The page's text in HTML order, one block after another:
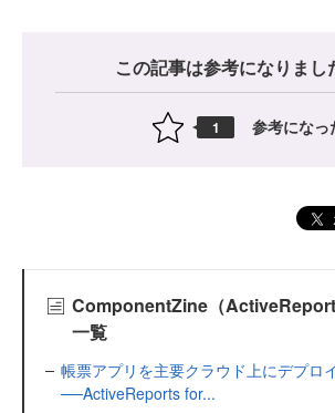
この記事は参考になりまし
1 参考になっ
ComponentZine（
一覧
帳票アプリを主要クラウド上にデプロ
──ActiveReports for...